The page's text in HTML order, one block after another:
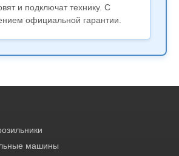
и подключат технику. С
официальной гарантии.
машины